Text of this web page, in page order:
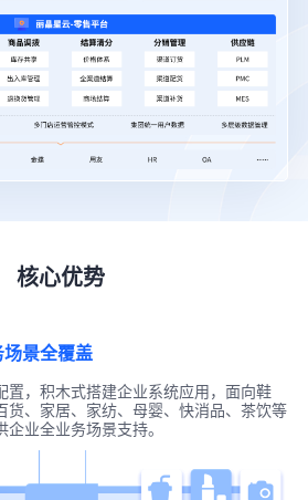
核心优势
景全覆盖
置，积木式搭建企业系统应用，面向鞋
货、家居、家纺、母婴、快消品、茶饮等
企业全业务场景支持。